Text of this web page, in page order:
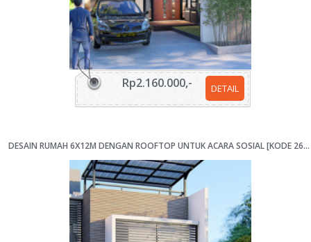
DETAIL
Rp2.160.000,-
DESAIN RUMAH 6X12M DENGAN ROOFTOP UNTUK ACARA SOSIAL [KODE 268Z]